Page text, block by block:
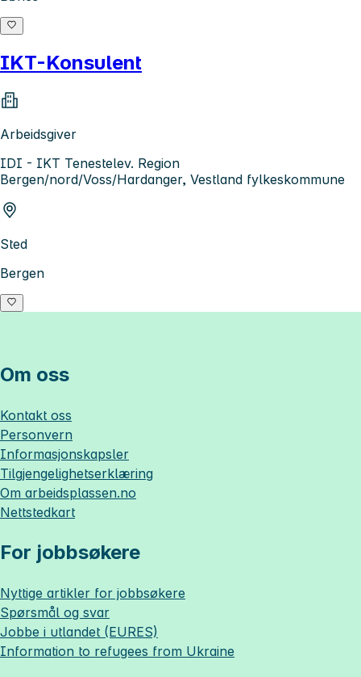
IKT-Konsulent
Arbeidsgiver
IDI - IKT Tenestelev. Region
Bergen/nord/Voss/Hardanger, Vestland fylkeskommune
Sted
Bergen
Om oss
Kontakt oss
Personvern
Informasjonskapsler
Tilgjengelighetserklæring
Om arbeidsplassen.no
Nettstedkart
For jobbsøkere
Nyttige artikler for jobbsøkere
Spørsmål og svar
Jobbe i utlandet (EURES)
Information to refugees from Ukraine